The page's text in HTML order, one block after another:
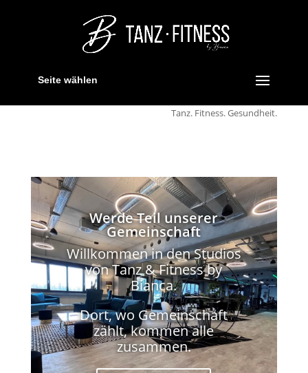
Seite wählen
Tanz. Fitness. Gesundheit.
Werde Teil unserer
Gemeinschaft
Willkommen in den Studios
von Tanz & Fitness by
Bianca.
Dort, wo Gemeinschaft
zählt, kommen alle
zusammen.